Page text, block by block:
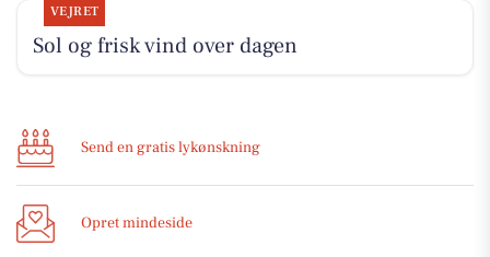
VEJRET
Sol og frisk vind over dagen
Send en gratis lykønskning
Opret mindeside